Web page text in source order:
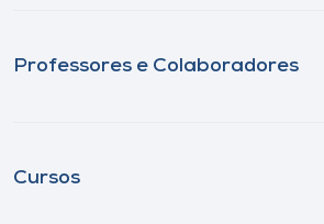
Professores e Colaboradores
Cursos